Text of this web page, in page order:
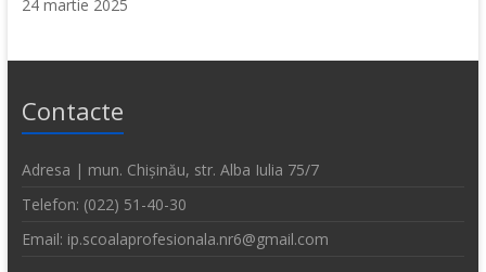
24 martie 2025
Contacte
Adresa | mun. Chișinău, str. Alba Iulia 75/7
Telefon: (022) 51-40-30
Email: ip.scoalaprofesionala.nr6@gmail.com